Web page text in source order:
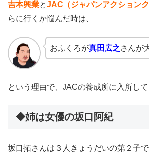
吉本興業とJAC（ジャパンアクションク
らに行くか悩んだ時は、
おふくろが真田広之さんが
という理由で、JACの養成所に入所して
◆姉は女優の坂口阿紀
坂口拓さんは３人きょうだいの第２子